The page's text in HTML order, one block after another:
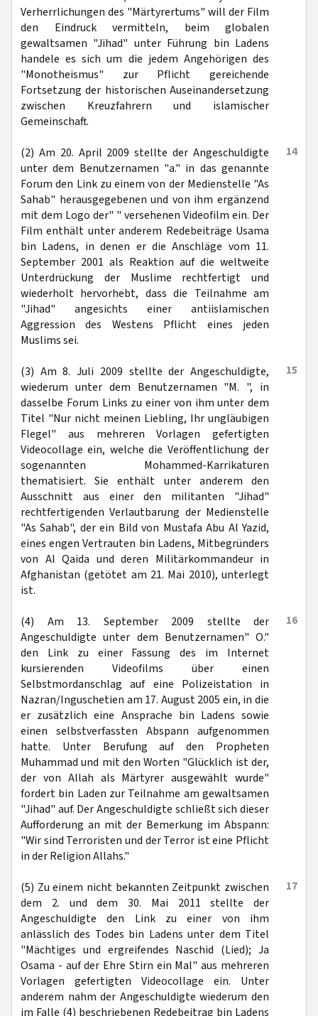
Verherrlichungen des "Märtyrertums" will der Film
den Eindruck vermitteln, beim globalen
gewaltsamen "Jihad" unter Führung bin Ladens
handele es sich um die jedem Angehörigen des
"Monotheismus" zur Pflicht gereichende
Fortsetzung der historischen Auseinandersetzung
zwischen Kreuzfahrern und islamischer
Gemeinschaft.
14
(2) Am 20. April 2009 stellte der Angeschuldigte
unter dem Benutzernamen "a." in das genannte
Forum den Link zu einem von der Medienstelle "As
Sahab" herausgegebenen und von ihm ergänzend
mit dem Logo der" " versehenen Videofilm ein. Der
Film enthält unter anderem Redebeiträge Usama
bin Ladens, in denen er die Anschläge vom 11.
September 2001 als Reaktion auf die weltweite
Unterdrückung der Muslime rechtfertigt und
wiederholt hervorhebt, dass die Teilnahme am
"Jihad" angesichts einer antiislamischen
Aggression des Westens Pflicht eines jeden
Muslims sei.
15
(3) Am 8. Juli 2009 stellte der Angeschuldigte,
wiederum unter dem Benutzernamen "M. ", in
dasselbe Forum Links zu einer von ihm unter dem
Titel "Nur nicht meinen Liebling, Ihr ungläubigen
Flegel" aus mehreren Vorlagen gefertigten
Videocollage ein, welche die Veröffentlichung der
sogenannten Mohammed-Karrikaturen
thematisiert. Sie enthält unter anderem den
Ausschnitt aus einer den militanten "Jihad"
rechtfertigenden Verlautbarung der Medienstelle
"As Sahab", der ein Bild von Mustafa Abu Al Yazid,
eines engen Vertrauten bin Ladens, Mitbegründers
von Al Qaida und deren Militärkommandeur in
Afghanistan (getötet am 21. Mai 2010), unterlegt
ist.
16
(4) Am 13. September 2009 stellte der
Angeschuldigte unter dem Benutzernamen" O."
den Link zu einer Fassung des im Internet
kursierenden Videofilms über einen
Selbstmordanschlag auf eine Polizeistation in
Nazran/Inguschetien am 17. August 2005 ein, in die
er zusätzlich eine Ansprache bin Ladens sowie
einen selbstverfassten Abspann aufgenommen
hatte. Unter Berufung auf den Propheten
Muhammad und mit den Worten "Glücklich ist der,
der von Allah als Märtyrer ausgewählt wurde"
fordert bin Laden zur Teilnahme am gewaltsamen
"Jihad" auf. Der Angeschuldigte schließt sich dieser
Aufforderung an mit der Bemerkung im Abspann:
"Wir sind Terroristen und der Terror ist eine Pflicht
in der Religion Allahs."
17
(5) Zu einem nicht bekannten Zeitpunkt zwischen
dem 2. und dem 30. Mai 2011 stellte der
Angeschuldigte den Link zu einer von ihm
anlässlich des Todes bin Ladens unter dem Titel
"Mächtiges und ergreifendes Naschid (Lied); Ja
Osama - auf der Ehre Stirn ein Mal" aus mehreren
Vorlagen gefertigten Videocollage ein. Unter
anderem nahm der Angeschuldigte wiederum den
im Falle (4) beschriebenen Redebeitrag bin Ladens